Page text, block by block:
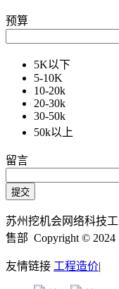
预算
5K以下
5-10K
10-20k
20-30k
30-50k
50k以上
留言
苏州挖机会网络科技
售部 Copyright © 2024
友情链接 工程造价|